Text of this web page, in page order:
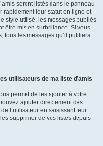
seront listés dans le panneau
rapidement leur statut en ligne et
style utilisé, les messages publiés
être mis en surbrillance. Si vous
tous les messages qu’il publiera
utilisateurs de ma liste d’amis
permet de les ajouter à votre
ajouter directement des
l’utilisateur en saisissant leur
supprimer de vos listes depuis